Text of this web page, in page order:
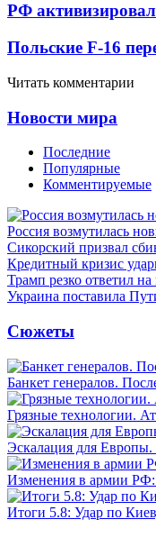
РФ
Польские F-16
Читать комментарии
Новости мира
Последние
Популярные
Комментируемые
Россия возмутилась
Сикорский призвал
Кредитный кризис
Трамп резко ответил
Украина поставила
Сюжеты
Банкет генералов.
Грязные технологии.
Эскалация для
Изменения в армии РФ:
Итоги 5.8: Удар по